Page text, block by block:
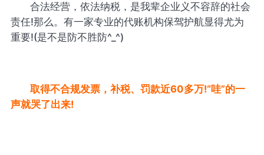
合法经营，依法纳税，是我辈企业义不容辞的社会
责任!那么。有一家专业的代账机构保驾护航显得尤为
重要!(是不是防不胜防^_^)
取得不合规发票，补税、罚款近60多万!“哇”的一
声就哭了出来!